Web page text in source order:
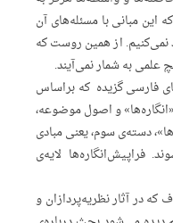
این مبانی با مسئله‌های آن
نمی‌کنیم. از همین روست که
به شمار نمی‌آیند.
فارسی گزیده که براساس
و اصول موضوعه،
دسته‌ی سوم، یعنی مبادی
فراپیش‌انگاره‌ها لایه‌ی
در آثار نظریه‌پردازان و